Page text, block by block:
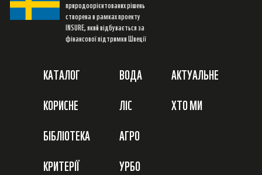
природоорієнтованих рішень
створена в рамках проекту
INSURE, який відбувається за
фінансової підтримки Швеції
КАТАЛОГ
КОРИСНЕ
БІБЛІОТЕКА
КРИТЕРІЇ
ВОДА
ЛІС
АГРО
УРБО
АКТУАЛЬНЕ
ХТО МИ